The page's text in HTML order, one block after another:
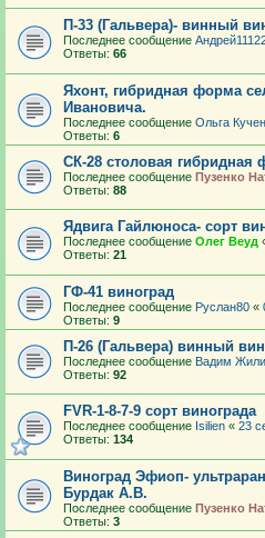
П-33 (Гальвера)- винный
Последнее сообщение
Ответы: 66
Яхонт, гибридная форма
Ивановича.
Последнее сообщение Ольга
Ответы: 6
СК-28 столовая гибридная
Последнее сообщение Пузенко
Ответы: 88
Ядвига Гайлюноса- сорт
Последнее сообщение Олег Веуд
Ответы: 21
ГФ-41 виноград
Последнее сообщение Руслан80 «
Ответы: 9
П-26 (Гальвера) винный
Последнее сообщение Вадим
Ответы: 92
FVR-1-8-7-9 сорт винограда
Последнее сообщение Isilien « 23
Ответы: 134
Виноград Эфиоп-
Бурдак А.В.
Последнее сообщение Пузенко
Ответы: 3